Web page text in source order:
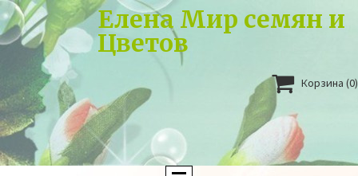
Елена Мир семян и
Цветов
 Корзина (0)